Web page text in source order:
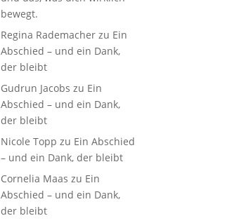
bewegt.
Regina Rademacher zu Ein
Abschied – und ein Dank,
der bleibt
Gudrun Jacobs zu Ein
Abschied – und ein Dank,
der bleibt
Nicole Topp zu Ein Abschied
– und ein Dank, der bleibt
Cornelia Maas zu Ein
Abschied – und ein Dank,
der bleibt